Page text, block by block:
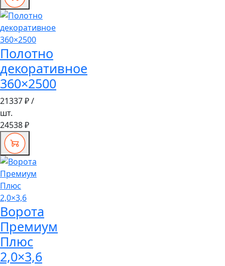
Полотно
декоративное
360×2500
21337 ₽/
шт.
24538 ₽
Ворота
Премиум
Плюс
2,0×3,6